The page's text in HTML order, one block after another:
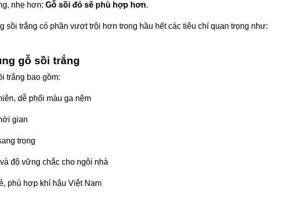
nhẹ hơn: Gỗ sồi đỏ sẽ phù hợp hơn.
trắng có phần vượt trội hơn trong hầu hết các tiêu chí quan trọng như:
gỗ sồi trắng
trắng bao gồm:
dễ phối màu ga nệm
gian
trọng
độ vững chắc cho ngôi nhà
phù hợp khí hậu Việt Nam